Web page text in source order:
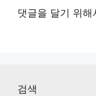
댓글을 달기 위해
검색